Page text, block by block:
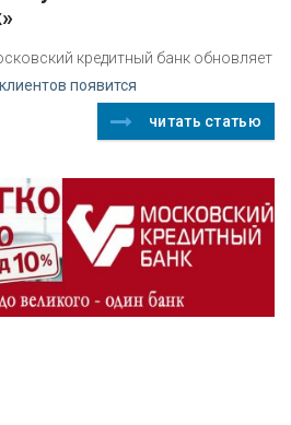
кредитный банк обновляет
появится
читать статью